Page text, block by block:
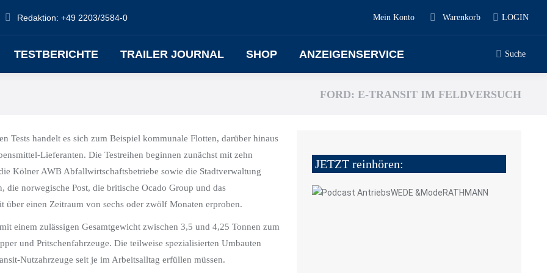
Redaktion: +49 2203/3584-0 Mein Konto Warenkorb LOGIN
TESTBERICHTE TRAILER JOURNAL SHOP ANZEIGENSERVICE Suche
FORD: E-TRANSIT IM FELDVERSUCH
Tests handelt es sich zum Beispiel kommunale Flotten, darüber hinaus
Lieferanten. Die Testreihen beginnen zunächst mit zehn
Kölner AWB Abfallwirtschaftsbetriebe sowie die Stadtverwaltung
norwegische Post, die britische Ocado Group und das
einen Zeitraum von sechs oder zwölf Monaten erproben.
einem zulässigen Gesamtgewicht zwischen 3,5 und 4,25 Tonnen zum
und Pritschenfahrzeuge. Die teilweise spezialisierten Umbauten
Nutzahrzeuge seit je im Arbeitsalltag erfüllen müssen.
JETZT reinhören: